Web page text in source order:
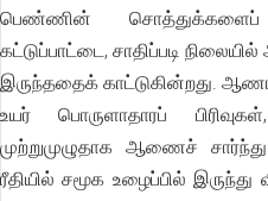
பெண்ணின் சொத்துக்களைப்
கட்டுப்பாட்டை, சாதிப்படி
இருந்ததைக் காட்டுகின்றது.
உயர் பொருளாதாரப்
முற்றுமுழுதாக ஆணைச்
ரீதியில் சமூக உழைப்பில்